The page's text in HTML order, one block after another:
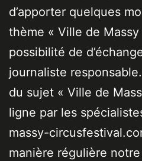
d’apporter quelques
thème « Ville de
possibilité de
journaliste
du sujet « Ville de
ligne par les
massy-
manière régulière